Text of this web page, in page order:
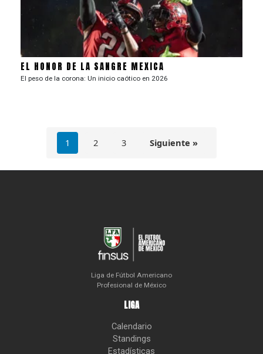
EL HONOR DE LA SANGRE MEXICA
El peso de la corona: Un inicio caótico en 2026
1 2 3 Siguiente »
Liga de Fútbol Americano
Profesional de México
LIGA
Calendario
Standings
Estadísticas